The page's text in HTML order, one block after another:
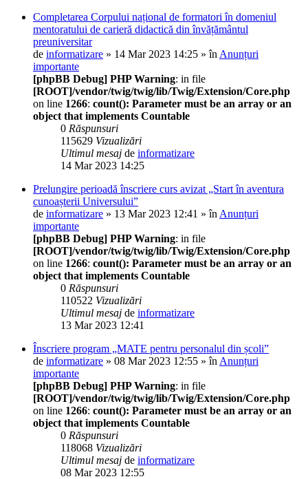
Completarea Corpului național de formatori în domeniul
mentoratului de carieră didactică din învățământul
preuniversitar
de informatizare » 14 Mar 2023 14:25 » în Anunțuri
importante
[phpBB Debug] PHP Warning: in file
[ROOT]/vendor/twig/twig/lib/Twig/Extension/Core.php
on line 1266: count(): Parameter must be an array or an
object that implements Countable
0 Răspunsuri
115629 Vizualizări
Ultimul mesaj de informatizare
14 Mar 2023 14:25
Prelungire perioadă înscriere curs avizat „Start în aventura
cunoașterii Universului”
de informatizare » 13 Mar 2023 12:41 » în Anunțuri
importante
[phpBB Debug] PHP Warning: in file
[ROOT]/vendor/twig/twig/lib/Twig/Extension/Core.php
on line 1266: count(): Parameter must be an array or an
object that implements Countable
0 Răspunsuri
110522 Vizualizări
Ultimul mesaj de informatizare
13 Mar 2023 12:41
Înscriere program „MATE pentru personalul din școli”
de informatizare » 08 Mar 2023 12:55 » în Anunțuri
importante
[phpBB Debug] PHP Warning: in file
[ROOT]/vendor/twig/twig/lib/Twig/Extension/Core.php
on line 1266: count(): Parameter must be an array or an
object that implements Countable
0 Răspunsuri
118068 Vizualizări
Ultimul mesaj de informatizare
08 Mar 2023 12:55